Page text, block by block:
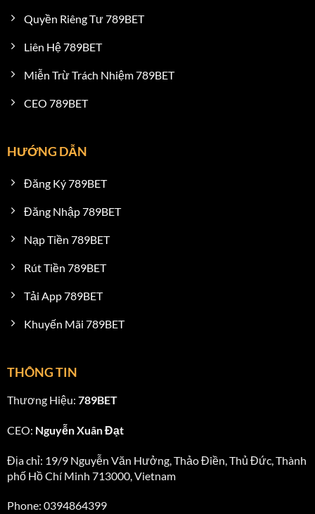
Quyền Riêng Tư 789BET
Liên Hệ 789BET
Miễn Trừ Trách Nhiệm 789BET
CEO 789BET
HƯỚNG DẪN
Đăng Ký 789BET
Đăng Nhập 789BET
Nạp Tiền 789BET
Rút Tiền 789BET
Tải App 789BET
Khuyến Mãi 789BET
THÔNG TIN
Thương Hiệu: 789BET
CEO: Nguyễn Xuân Đạt
Địa chỉ: 19/9 Nguyễn Văn Hưởng, Thảo Điền, Thủ Đức, Thành
phố Hồ Chí Minh 713000, Vietnam
Phone: 0394864399